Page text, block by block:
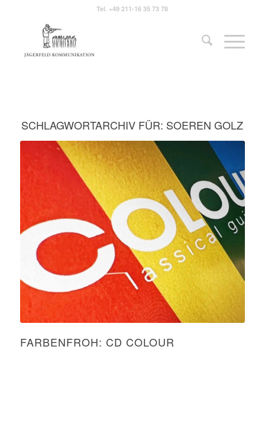
Tel. +49 211-16 35 73 78
SCHLAGWORTARCHIV FÜR: SOEREN GOLZ
FARBENFROH: CD COLOUR